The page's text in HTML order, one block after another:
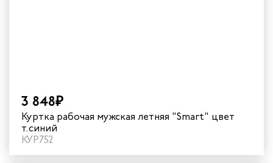
3 848₽
Куртка рабочая мужская летняя "Smart" цвет
т.синий
КУР752